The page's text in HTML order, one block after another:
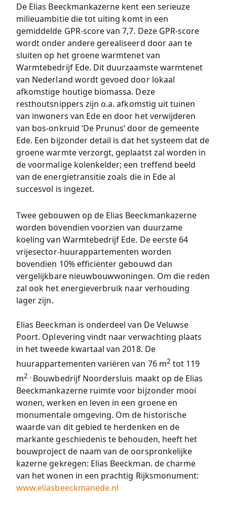
De Elias Beeckmankazerne kent een serieuze
milieuambitie die tot uiting komt in een
gemiddelde GPR-score van 7,7. Deze GPR-score
wordt onder andere gerealiseerd door aan te
sluiten op het groene warmtenet van
Warmtebedrijf Ede. Dit duurzaamste warmtenet
van Nederland wordt gevoed door lokaal
afkomstige houtige biomassa. Deze
resthoutsnippers zijn o.a. afkomstig uit tuinen
van inwoners van Ede en door het verwijderen
van bos-onkruid ‘De Prunus’ door de gemeente
Ede. Een bijzonder detail is dat het systeem dat de
groene warmte verzorgt, geplaatst zal worden in
de voormalige kolenkelder; een treffend beeld
van de energietransitie zoals die in Ede al
succesvol is ingezet.
Twee gebouwen op de Elias Beeckmankazerne
worden bovendien voorzien van duurzame
koeling van Warmtebedrijf Ede. De eerste 64
vrijesector-huurappartementen worden
bovendien 10% efficiënter gebouwd dan
vergelijkbare nieuwbouwwoningen. Om die reden
zal ook het energieverbruik naar verhouding
lager zijn.
Elias Beeckman is onderdeel van De Veluwse
Poort. Oplevering vindt naar verwachting plaats
in het tweede kwartaal van 2018. De
huurappartementen variëren van 76 m2 tot 119
m2 . Bouwbedrijf Noordersluis maakt op de Elias
Beeckmankazerne ruimte voor bijzonder mooi
wonen, werken en leven in een groene en
monumentale omgeving. Om de historische
waarde van dit gebied te herdenken en de
markante geschiedenis te behouden, heeft het
bouwproject de naam van de oorspronkelijke
kazerne gekregen: Elias Beeckman. de charme
van het wonen in een prachtig Rijksmonument:
www.eliasbeeckmanede.nl